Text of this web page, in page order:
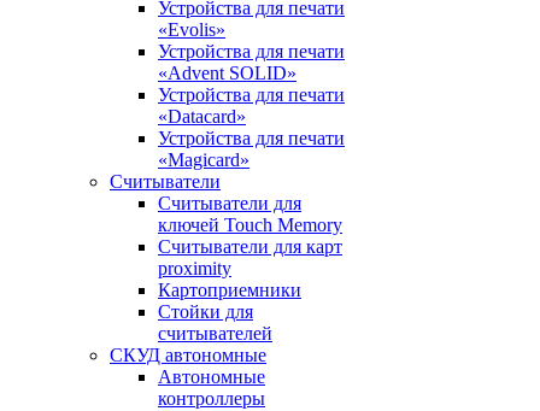
Устройства для печати
«Evolis»
Устройства для печати
«Advent SOLID»
Устройства для печати
«Datacard»
Устройства для печати
«Magicard»
Считыватели
Считыватели для
ключей Touch Memory
Считыватели для карт
proximity
Картоприемники
Стойки для
считывателей
СКУД автономные
Автономные
контроллеры